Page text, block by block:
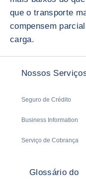
que o transporte
compensem
carga.
Nossos
Seguro de Crédito
Business Information
Serviço de Cobrança
Glossário do